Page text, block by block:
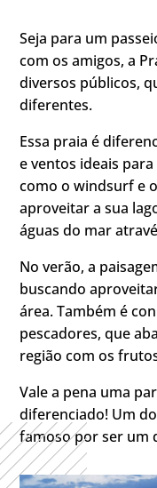
Seja para um
com os amigos, a
diversos públicos,
diferentes.
Essa praia é
e ventos ideais
como o windsurf e
aproveitar a sua
águas do mar
No verão, a
buscando
área. Também é
pescadores, que
região com os
Vale a pena uma
diferenciado! Um
famoso por ser um